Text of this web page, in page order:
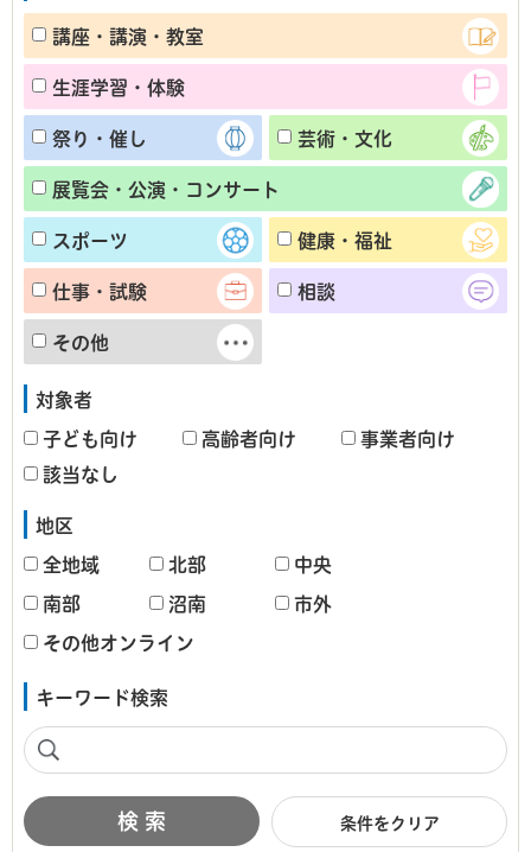
講座・講演・教室
生涯学習・体験
祭り・催し 芸術・文化
展覧会・公演・コンサート
スポーツ 健康・福祉
仕事・試験 相談
その他
対象者
子ども向け 高齢者向け
事業者向け
該当なし
地区
全地域 北部 中央
南部 沼南 市外
その他オンライン
キーワード検索
条件をクリア